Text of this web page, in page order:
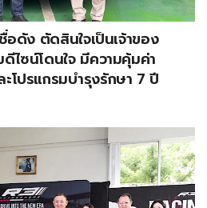
อดัง ตัดสินใจเป็นเจ้าของ
ไซน์โดนใจ มีความคุ้มค่า
โปรแกรมบำรุงรักษา 7 ปี